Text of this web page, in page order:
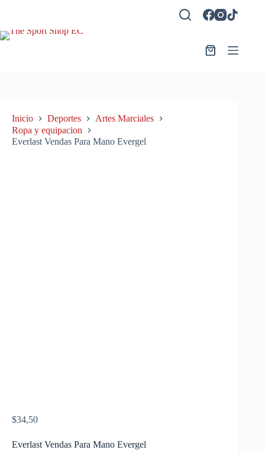
Carro
Inicio Deportes
Artes Marciales
Ropa y equipacion
Everlast Vendas Para Mano Evergel
$34,50
Everlast Vendas Para Mano Evergel